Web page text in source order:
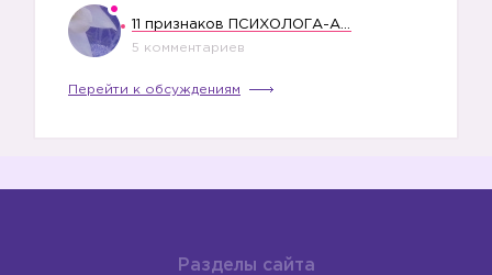
5 комментариев
Перейти к обсуждениям
Разделы сайта